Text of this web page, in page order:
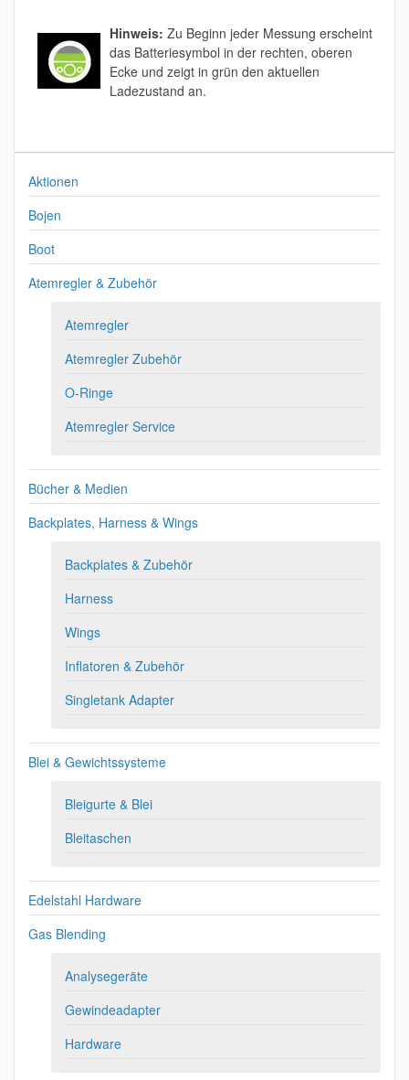
Hinweis: Zu Beginn jeder Messung erscheint
das Batteriesymbol in der rechten, oberen
Ecke und zeigt in grün den aktuellen
Ladezustand an.
Aktionen
Bojen
Boot
Atemregler & Zubehör
Atemregler
Atemregler Zubehör
O-Ringe
Atemregler Service
Bücher & Medien
Backplates, Harness & Wings
Backplates & Zubehör
Harness
Wings
Inflatoren & Zubehör
Singletank Adapter
Blei & Gewichtssysteme
Bleigurte & Blei
Bleitaschen
Edelstahl Hardware
Gas Blending
Analysegeräte
Gewindeadapter
Hardware